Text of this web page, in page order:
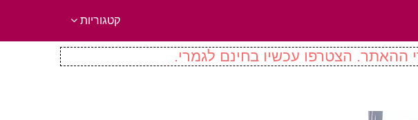
קטגוריות
ההאתר. הצטרפו עכשיו בחינם לגמרי.